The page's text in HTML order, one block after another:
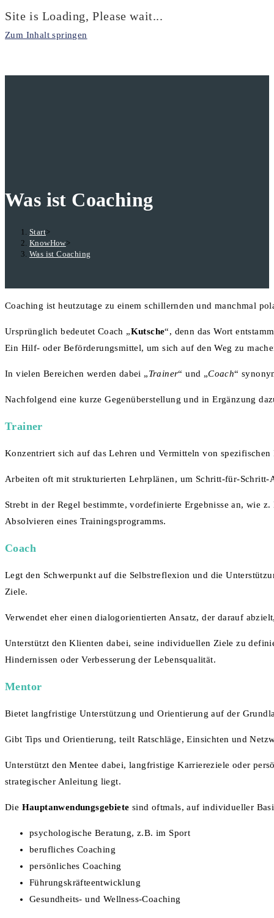
Site is Loading, Please wait...
Zum Inhalt springen
Was ist Coaching
Start>
KnowHow>
Was ist Coaching
Coaching ist heutzutage zu einem schillernden und manchmal
Ursprünglich bedeutet Coach „Kutsche“, denn das Wort
Ein Hilf- oder Beförderungsmittel, um sich auf den Weg zu
In vielen Bereichen werden dabei „Trainer“ und „Coach“
Nachfolgend eine kurze Gegenüberstellung und in Ergänzung
Trainer
Konzentriert sich auf das Lehren und Vermitteln von
Arbeiten oft mit strukturierten Lehrplänen, um Schritt-für-Schritt-
Strebt in der Regel bestimmte, vordefinierte Ergebnisse an, wie
Absolvieren eines Trainingsprogramms.
Coach
Legt den Schwerpunkt auf die Selbstreflexion und die
Ziele.
Verwendet eher einen dialogorientierten Ansatz, der darauf
Unterstützt den Klienten dabei, seine individuellen Ziele zu
Hindernissen oder Verbesserung der Lebensqualität.
Mentor
Bietet langfristige Unterstützung und Orientierung auf der
Gibt Tips und Orientierung, teilt Ratschläge, Einsichten und
Unterstützt den Mentee dabei, langfristige Karriereziele oder
strategischer Anleitung liegt.
Die Hauptanwendungsgebiete sind oftmals, auf individueller
psychologische Beratung, z.B. im Sport
berufliches Coaching
persönliches Coaching
Führungskräfteentwicklung
Gesundheits- und Wellness-Coaching